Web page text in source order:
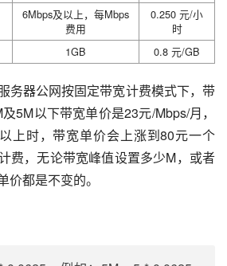
6Mbps及以上，每Mbps
费用
0.250 元/小
时
1GB 0.8 元/GB
务器公网按固定带宽计费模式下，带
5M以下带宽单价是23元/Mbps/月，
上时，带宽单价会上涨到80元一个
费，无论带宽峰值设置多少M，或者
都是不变的。